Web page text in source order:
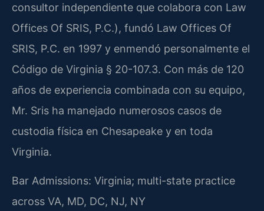
consultor independiente que colabora con Law
Offices Of SRIS, P.C.), fundó Law Offices Of
SRIS, P.C. en 1997 y enmendó personalmente el
Código de Virginia § 20-107.3. Con más de 120
años de experiencia combinada con su equipo,
Mr. Sris ha manejado numerosos casos de
custodia física en Chesapeake y en toda
Virginia.
Bar Admissions: Virginia; multi-state practice
across VA, MD, DC, NJ, NY